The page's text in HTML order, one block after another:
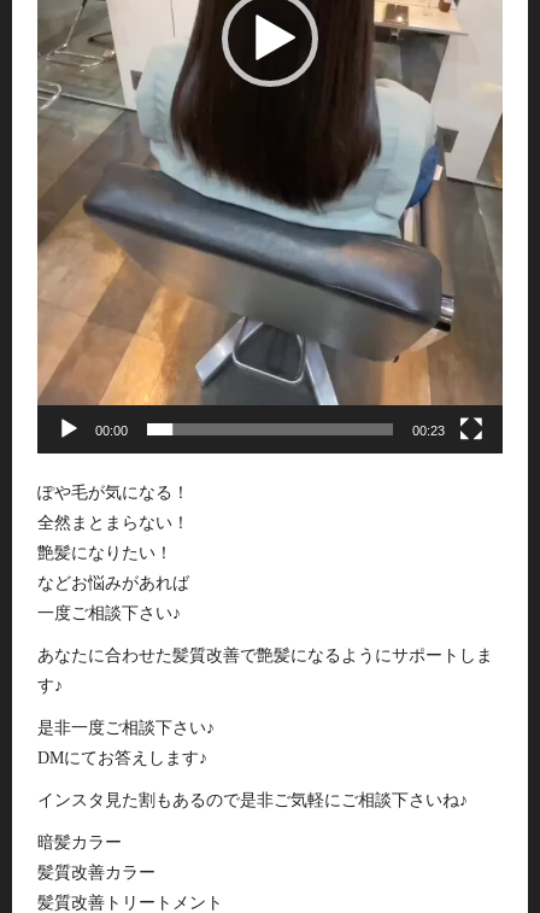
00:00 00:23
ぽや毛が気になる！
全然まとまらない！
艶髪になりたい！
などお悩みがあれば
一度ご相談下さい♪
あなたに合わせた髪質改善で艶髪になるようにサポートしま
す♪
是非一度ご相談下さい♪
DMにてお答えします♪
インスタ見た割もあるので是非ご気軽にご相談下さいね♪
暗髪カラー
髪質改善カラー
髪質改善トリートメント